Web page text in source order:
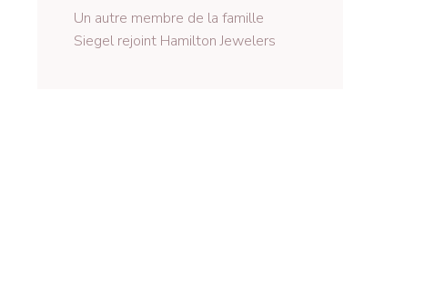
Un autre membre de la famille
Siegel rejoint Hamilton Jewelers